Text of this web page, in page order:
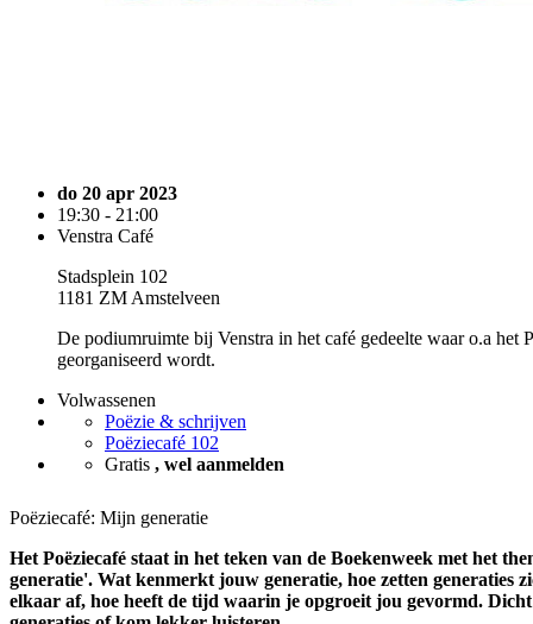
do 20 apr 2023
19:30 - 21:00
Venstra Café
Stadsplein 102
1181 ZM Amstelveen
De podiumruimte bij Venstra in het café gedeelte waar o.a het
georganiseerd wordt.
Volwassenen
Poëzie & schrijven
Poëziecafé 102
Gratis , wel aanmelden
Poëziecafé: Mijn generatie
Het Poëziecafé staat in het teken van de Boekenweek met het
generatie'. Wat kenmerkt jouw generatie, hoe zetten generaties
elkaar af, hoe heeft de tijd waarin je opgroeit jou gevormd.